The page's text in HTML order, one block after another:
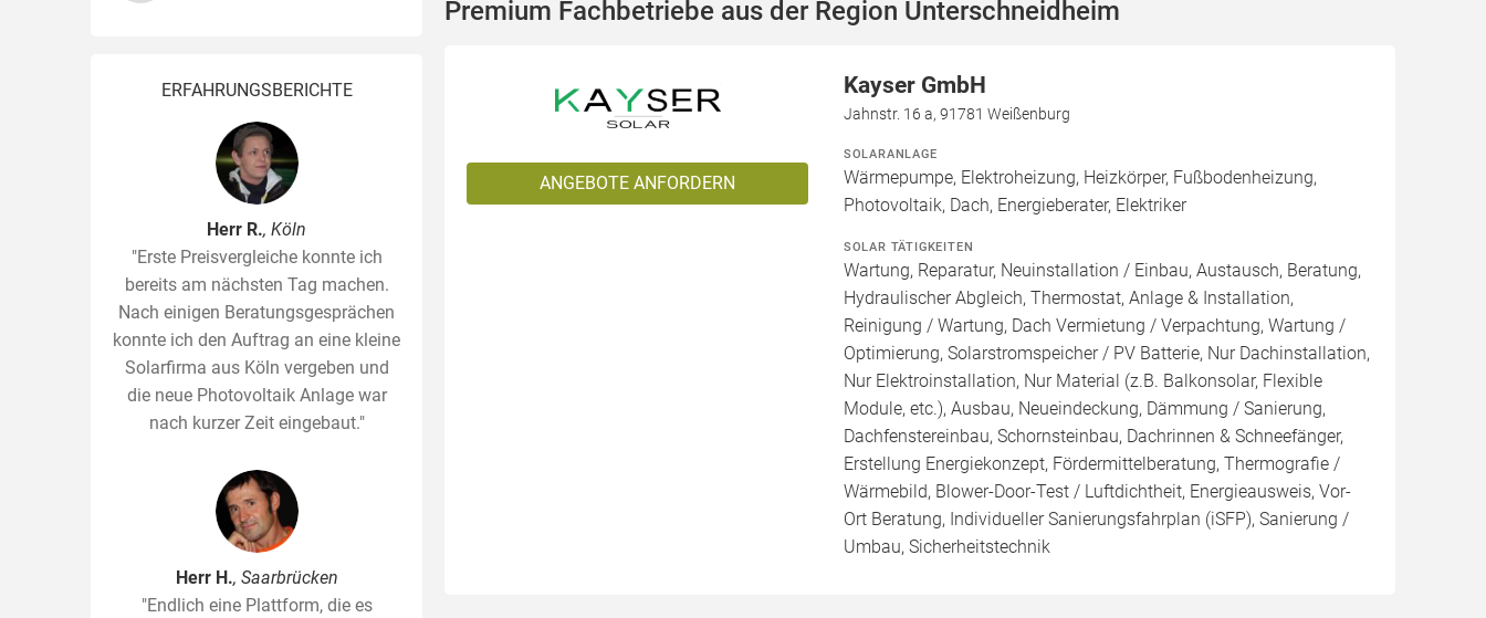
ERFAHRUNGSBERICHTE
Herr R., Köln
"Erste Preisvergleiche konnte ich
bereits am nächsten Tag machen.
Nach einigen Beratungsgesprächen
konnte ich den Auftrag an eine kleine
Solarfirma aus Köln vergeben und
die neue Photovoltaik Anlage war
nach kurzer Zeit eingebaut."
Herr H., Saarbrücken
"Endlich eine Plattform, die es
Premium Fachbetriebe aus der Region Unterschneidheim
ANGEBOTE ANFORDERN
Kayser GmbH
Jahnstr. 16 a, 91781 Weißenburg
SOLARANLAGE
Wärmepumpe, Elektroheizung, Heizkörper, Fußbodenheizung,
Photovoltaik, Dach, Energieberater, Elektriker
SOLAR TÄTIGKEITEN
Wartung, Reparatur, Neuinstallation / Einbau, Austausch, Beratung,
Hydraulischer Abgleich, Thermostat, Anlage & Installation,
Reinigung / Wartung, Dach Vermietung / Verpachtung, Wartung /
Optimierung, Solarstromspeicher / PV Batterie, Nur Dachinstallation,
Nur Elektroinstallation, Nur Material (z.B. Balkonsolar, Flexible
Module, etc.), Ausbau, Neueindeckung, Dämmung / Sanierung,
Dachfenstereinbau, Schornsteinbau, Dachrinnen & Schneefänger,
Erstellung Energiekonzept, Fördermittelberatung, Thermografie /
Wärmebild, Blower-Door-Test / Luftdichtheit, Energieausweis, Vor-
Ort Beratung, Individueller Sanierungsfahrplan (iSFP), Sanierung /
Umbau, Sicherheitstechnik